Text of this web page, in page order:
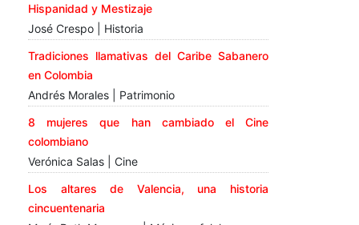
Hispanidad y Mestizaje
José Crespo | Historia
Tradiciones llamativas del Caribe Sabanero
en Colombia
Andrés Morales | Patrimonio
8 mujeres que han cambiado el Cine
colombiano
Verónica Salas | Cine
Los altares de Valencia, una historia
cincuentenaria